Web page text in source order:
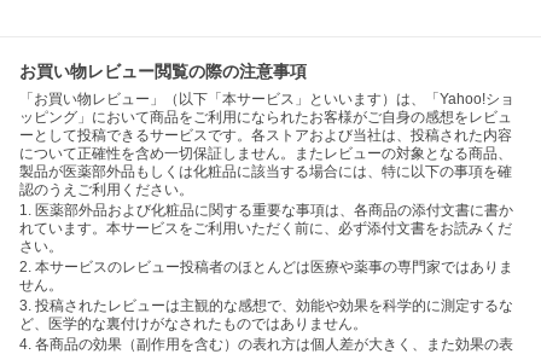
お買い物レビュー閲覧の際の注意事項
「お買い物レビュー」（以下「本サービス」といいます）は、「Yahoo!ショ
ッピング」において商品をご利用になられたお客様がご自身の感想をレビュ
ーとして投稿できるサービスです。各ストアおよび当社は、投稿された内容
について正確性を含め一切保証しません。またレビューの対象となる商品、
製品が医薬部外品もしくは化粧品に該当する場合には、特に以下の事項を確
認のうえご利用ください。
1. 医薬部外品および化粧品に関する重要な事項は、各商品の添付文書に書か
れています。本サービスをご利用いただく前に、必ず添付文書をお読みくだ
さい。
2. 本サービスのレビュー投稿者のほとんどは医療や薬事の専門家ではありま
せん。
3. 投稿されたレビューは主観的な感想で、効能や効果を科学的に測定するな
ど、医学的な裏付けがなされたものではありません。
4. 各商品の効果（副作用を含む）の表れ方は個人差が大きく、また効果の表